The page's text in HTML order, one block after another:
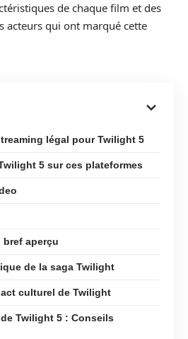
de chaque film et des
acteurs qui ont marqué cette
légal pour Twilight 5
5 sur ces plateformes
bref aperçu
de la saga Twilight
culturel de Twilight
Twilight 5 : Conseils